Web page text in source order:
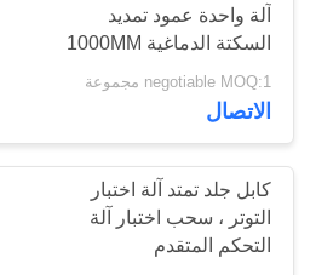
آلة واحدة عمود تمديد
السكتة الدماغية 1000MM
negotiable MOQ:1 مجموعة
الاتصال
كابل جلد تمتد آلة اختبار
التوتر ، سحب اختبار آلة
التحكم المتقدم